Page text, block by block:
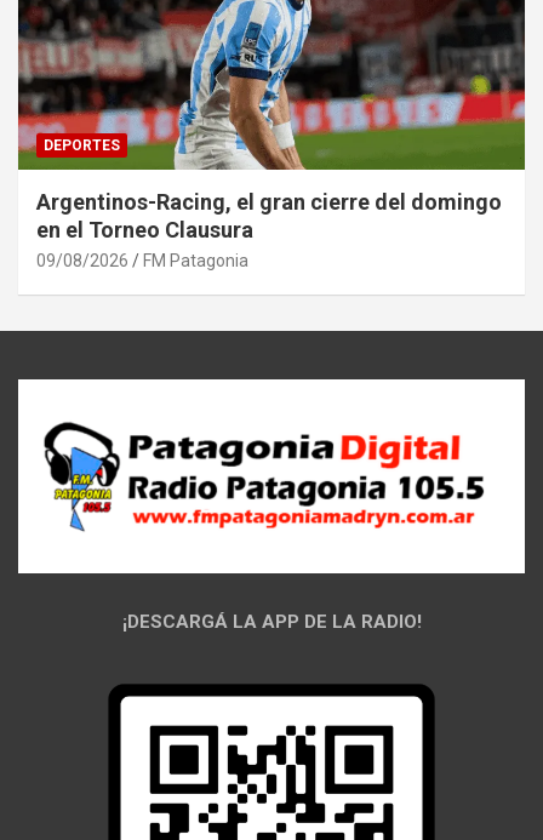
DEPORTES
Argentinos-Racing, el gran cierre del domingo
en el Torneo Clausura
09/08/2026 FM Patagonia
¡DESCARGÁ LA APP DE LA RADIO!